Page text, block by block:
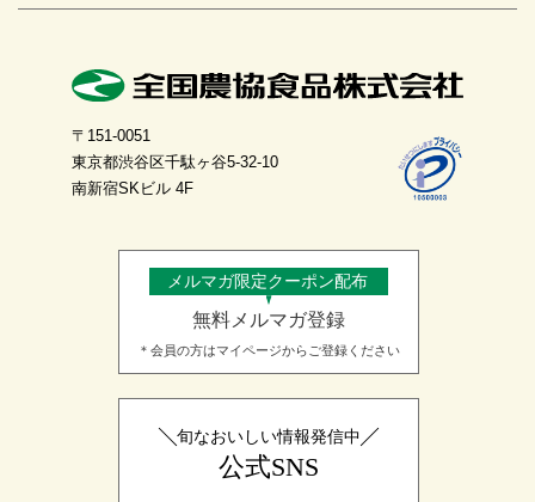
〒151-0051
東京都渋谷区千駄ヶ谷5-32-10
南新宿SKビル 4F
メルマガ限定クーポン配布
無料メルマガ登録
＊会員の方はマイページからご登録ください
旬なおいしい情報発信中
公式SNS